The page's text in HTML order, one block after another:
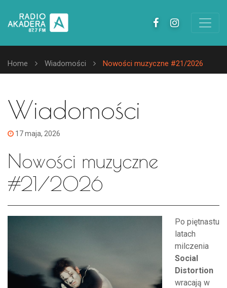
Home Wiadomości Nowości muzyczne #21/2026
Wiadomości
17 maja, 2026
Nowości muzyczne
#21/2026
Po piętnastu
latach
milczenia
Social
Distortion
wracają w